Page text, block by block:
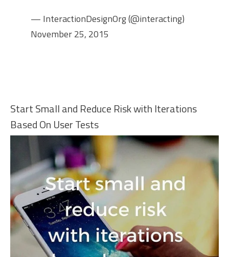
— InteractionDesignOrg (@interacting)
November 25, 2015
Start Small and Reduce Risk with Iterations
Based On User Tests